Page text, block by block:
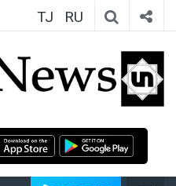
TJ RU
ИмрӯзNews